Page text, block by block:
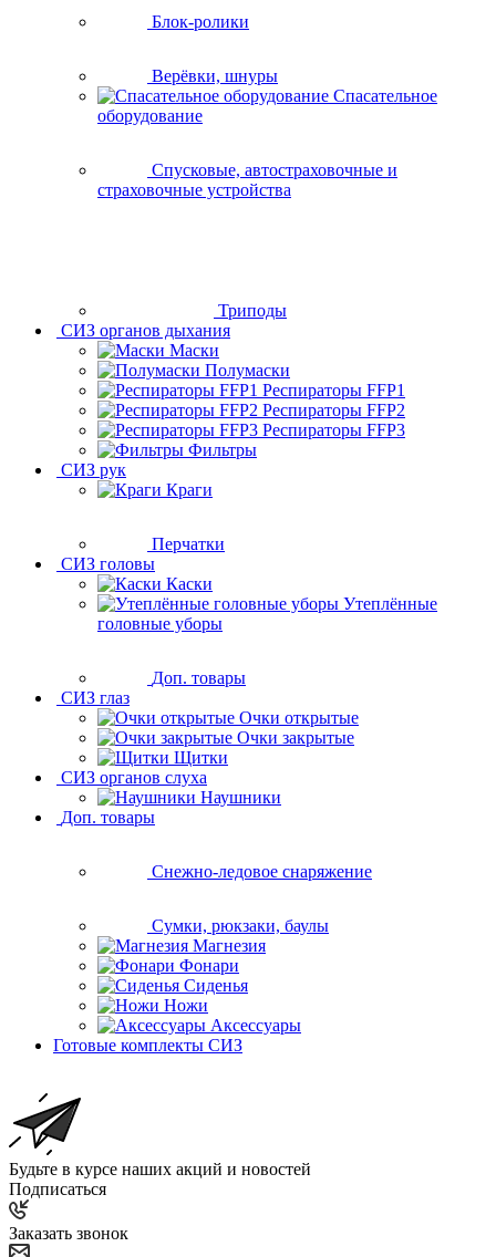
Блок-ролики
Верёвки, шнуры
Спасательное
оборудование
Спусковые, автостраховочные и
страховочные устройства
Триподы
СИЗ органов дыхания
Маски
Полумаски
Респираторы FFP1
Респираторы FFP2
Респираторы FFP3
Фильтры
СИЗ рук
Краги
Перчатки
СИЗ головы
Каски
Утеплённые
головные уборы
Доп. товары
СИЗ глаз
Очки открытые
Очки закрытые
Щитки
СИЗ органов слуха
Наушники
Доп. товары
Снежно-ледовое снаряжение
Сумки, рюкзаки, баулы
Магнезия
Фонари
Сиденья
Ножи
Аксессуары
Готовые комплекты СИЗ
Будьте в курсе наших акций и новостей
Подписаться
Заказать звонок